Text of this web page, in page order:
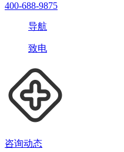
400-688-9875
导航
致电
咨询动态